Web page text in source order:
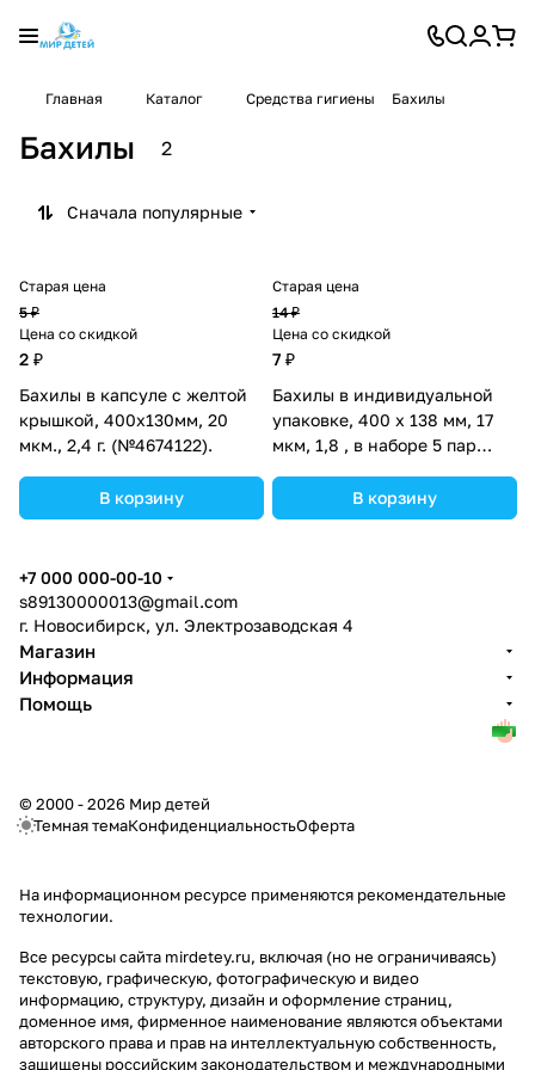
Главная Каталог Средства гигиены Бахилы
Бахилы 2
Сначала популярные
Старая цена
5 ₽
Цена со скидкой
2 ₽
Бахилы в капсуле с желтой
крышкой, 400х130мм, 20
мкм., 2,4 г. (№4674122).
В корзину
Старая цена
14 ₽
Цена со скидкой
7 ₽
Бахилы в индивидуальной
упаковке, 400 х 138 мм, 17
мкм, 1,8 , в наборе 5 пар
В корзину
+7 000 000-00-10
s89130000013@gmail.com
г. Новосибирск, ул. Электрозаводская 4
Магазин
Информация
Помощь
© 2000 - 2026 Мир детей
Темная темаКонфиденциальностьОферта
На информационном ресурсе применяются рекомендательные
технологии.
Все ресурсы сайта mirdetey.ru, включая (но не ограничиваясь)
текстовую, графическую, фотографическую и видео
информацию, структуру, дизайн и оформление страниц,
доменное имя, фирменное наименование являются объектами
авторского права и прав на интеллектуальную собственность,
защищены российским законодательством и международными